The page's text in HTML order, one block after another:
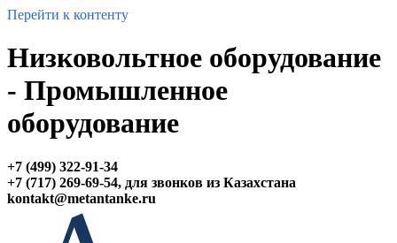
Перейти к контенту
Низковольтное оборудование
- Промышленное
оборудование
+7 (499) 322-91-34
+7 (717) 269-69-54, для звонков из Казахстана
kontakt@metantanke.ru